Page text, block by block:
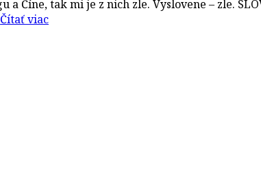
tak mi je z nich zle. Vyslovene – zle.
Čítať viac